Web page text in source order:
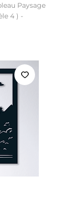
Paysage
4 ) -